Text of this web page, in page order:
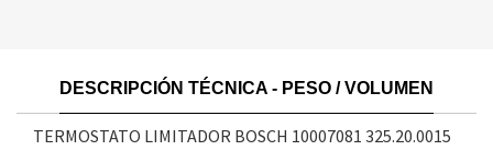
DESCRIPCIÓN TÉCNICA - PESO / VOLUMEN
TERMOSTATO LIMITADOR BOSCH 10007081 325.20.0015